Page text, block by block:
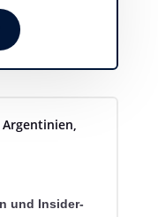
Argentinien,
und Insider-